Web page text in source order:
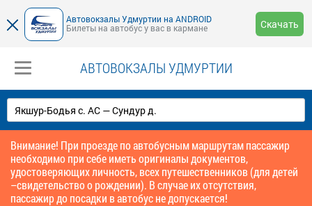
Автовокзалы Удмуртии на ANDROID
Билеты на автобус у вас в кармане
Скачать
АВТОВОКЗАЛЫ УДМУРТИИ
Внимание! При проезде по автобусным маршрутам пассажир
необходимо при себе иметь оригиналы документов,
удостоверяющих личность, всех путешественников (для детей
–свидетельство о рождении). В случае их отсутствия,
пассажир до посадки в автобус не допускается!